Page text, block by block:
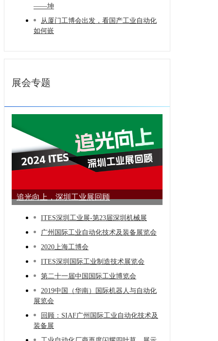
——坤
从厦门工博会出发，看国产工业自动化
如何嵌
展会专题
追光向上，深圳工业展回顾
ITES深圳工业展-第23届深圳机械展
广州国际工业自动化技术及装备展览会
2020上海工博会
ITES深圳国际工业制造技术展览会
第二十一届中国国际工业博览会
2019中国（华南）国际机器人与自动化
展览会
回顾：SIAF广州国际工业自动化技术及
装备展